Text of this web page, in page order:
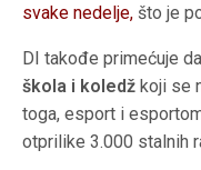
svake nedelje, što je
DI takođe primećuje
škola i koledžkoji se
toga, esport i
otprilike 3.000 stalnih